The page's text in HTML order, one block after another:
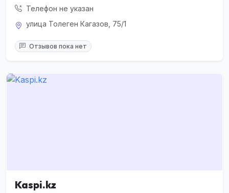
Телефон не указан
улица Толеген Кагазов, 75/1
Отзывов пока нет
Kaspi.kz